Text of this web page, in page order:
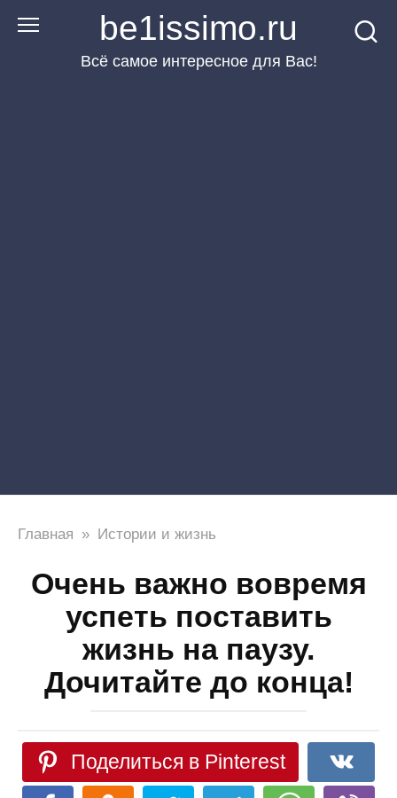
Перейти
be1issimo.ru
Всё самое интересное для Вас!
Главная » Истории и жизнь
Очень важно вовремя
успеть поставить
жизнь на паузу.
Дочитайте до конца!
Поделиться в Pinterest